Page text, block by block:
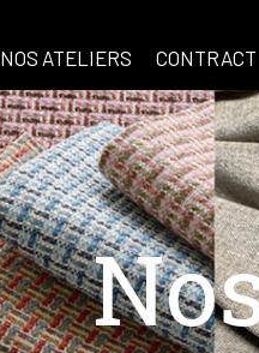
NOS ATELIERS CONTRACT